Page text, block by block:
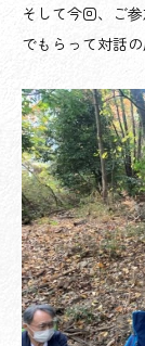
そして今回、ご
でもらって対話の